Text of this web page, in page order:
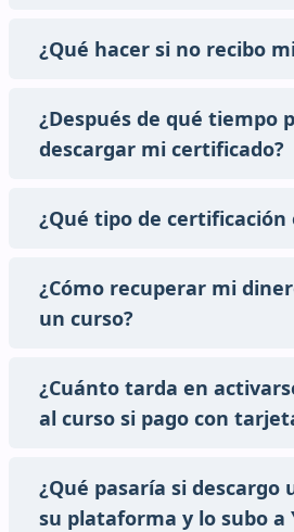
¿Qué hacer si no recibo
¿Después de qué tiempo
descargar mi certificado?
¿Qué tipo de certificación
¿Cómo recuperar mi
un curso?
¿Cuánto tarda en
al curso si pago con
¿Qué pasaría si descargo
su plataforma y lo subo a